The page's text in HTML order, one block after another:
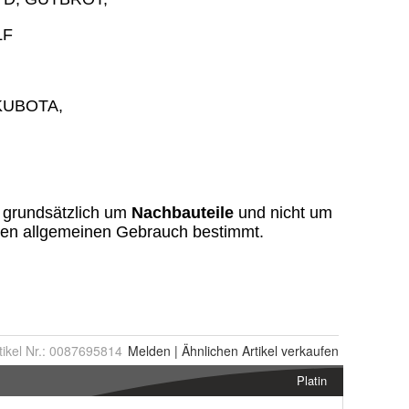
Nr.: 0087695814 Melden | Ähnlichen Artikel verkaufen
Platin